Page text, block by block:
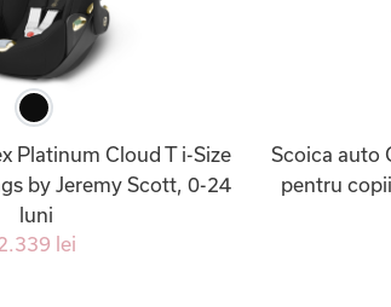
Platinum Cloud T i-Size
by Jeremy Scott, 0-24
luni
lei
Scoica auto
pentru